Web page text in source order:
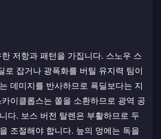
저항과 패턴을 가집니다. 스노우 스
로 잡거나 광폭화를 버틸 유지력 팀이
데미지를 반사하므로 폭딜보다는 지
이클롭스는 쫄을 소환하므로 광역 공
다. 보스 버전 탈렌은 부활하므로 두
조절해야 합니다. 늪의 멍에는 독을